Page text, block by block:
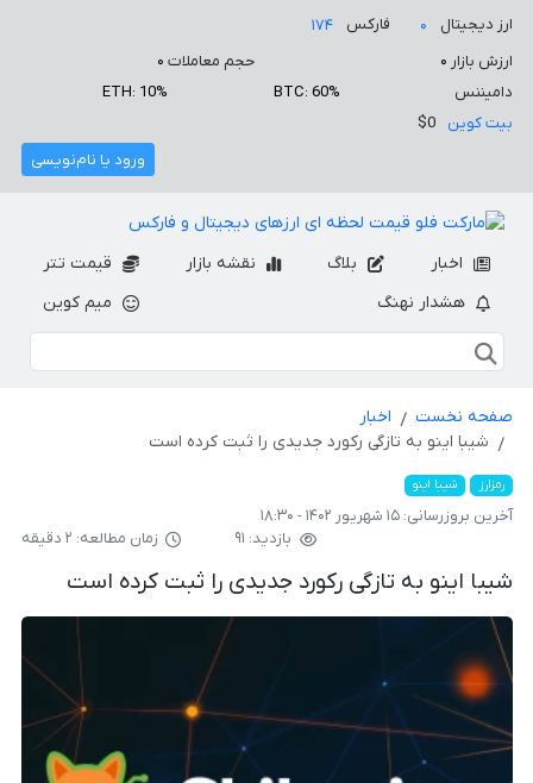
ارز دیجیتال ۰ فارکس
۱۷۴
ارزش بازار ۰ حجم معاملات ۰
دامیننس
BTC: 60%
ETH: 10%
بیت کوین
$0
ورود یا نام‌نویسی
اخبار بلاگ نقشه بازار
قیمت تتر
هشدار نهنگ
میم کوین
صفحه نخست
اخبار
شیبا اینو به تازگی رکورد جدیدی را ثبت کرده است
رمزارز شیبا اینو
آخرین بروزرسانی:۱۵ شهریور ۱۴۰۲ - ۱۸:۳۰
بازدید: ۹۱
زمان مطالعه: ۲ دقیقه
شیبا اینو به تازگی رکورد جدیدی را ثبت کرده است